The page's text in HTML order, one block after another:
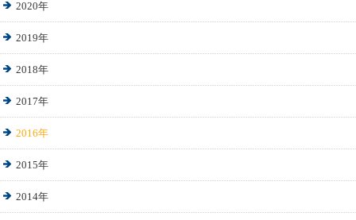
2020年
2019年
2018年
2017年
2016年
2015年
2014年